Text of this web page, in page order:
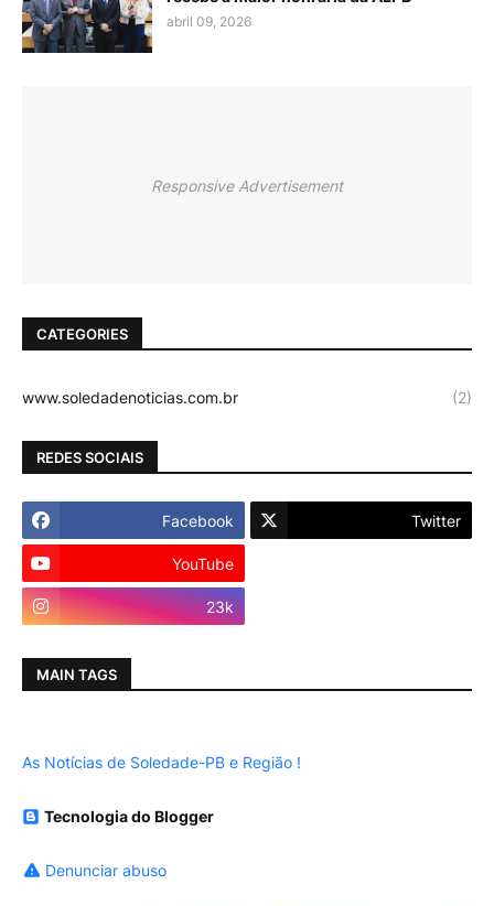
abril 09, 2026
Responsive Advertisement
CATEGORIES
www.soledadenoticias.com.br (2)
REDES SOCIAIS
Facebook Twitter
YouTube
23k
MAIN TAGS
As Notícias de Soledade-PB e Região !
Tecnologia do Blogger
Denunciar abuso